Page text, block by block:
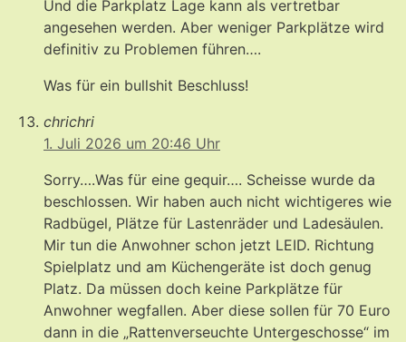
Und die Parkplatz Lage kann als vertretbar
angesehen werden. Aber weniger Parkplätze wird
definitiv zu Problemen führen….
Was für ein bullshit Beschluss!
chrichri
1. Juli 2026 um 20:46 Uhr
Sorry….Was für eine gequir…. Scheisse wurde da
beschlossen. Wir haben auch nicht wichtigeres wie
Radbügel, Plätze für Lastenräder und Ladesäulen.
Mir tun die Anwohner schon jetzt LEID. Richtung
Spielplatz und am Küchengeräte ist doch genug
Platz. Da müssen doch keine Parkplätze für
Anwohner wegfallen. Aber diese sollen für 70 Euro
dann in die „Rattenverseuchte Untergeschosse“ im